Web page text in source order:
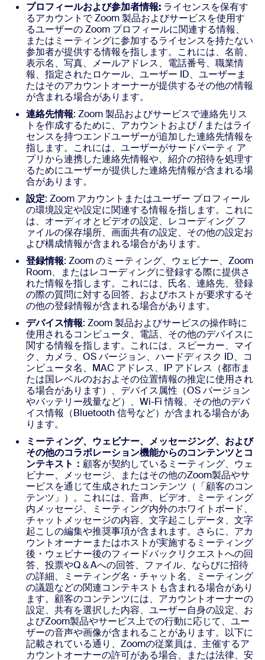
プロフィールおよび参加者情報: ライセンスを保有す
るアカウントで Zoom 製品およびサービスを使用す
るユーザーの Zoom プロフィールに関連する情報、
またはミーティングに参加するライセンスを持たない
参加者が提供する情報を指します。これには、名前、
表示名、写真、メールアドレス、電話番号、職業情
報、指定されたロケール、ユーザー ID、ユーザーま
たはそのアカウントオーナーが提供するその他の情報
が含まれる場合があります。
連絡先情報: Zoom 製品およびサービスで連絡先リス
トを作成するために、アカウントおよび / またはライ
センスを持つエンドユーザーが追加した連絡先情報を
指します。これには、ユーザーがサードパーティ ア
プリから連携した連絡先情報や、紹介の招待を処理す
るためにユーザーが提供した連絡先情報が含まれる場
合があります。
設定: Zoom アカウントまたはユーザー プロフィール
の環境設定や設定に関連する情報を指します。これに
は、オーディオとビデオの設定、レコーディング フ
ァイルの保存場所、画面共有の設定、その他の設定お
よび構成情報が含まれる場合があります。
登録情報: Zoom のミーティング、ウェビナー、Zoom
Room、またはレコーディングに登録する際に提供さ
れた情報を指します。これには、氏名、連絡先、登録
の際の質問に対する回答、およびホストが要求するそ
の他の登録情報が含まれる場合があります。
デバイス情報: Zoom 製品およびサービスの操作時に
使用されるコンピュータ、電話、その他のデバイスに
関する情報を指します。これには、スピーカー、マイ
ク、カメラ、OS バージョン、ハードディスク ID、コ
ンピュータ名、MAC アドレス、IP アドレス（都市ま
たは国レベルのおおよその位置情報の推定に使用され
る場合があります）、デバイス属性（OS バージョン
やバッテリー残量など）、Wi-Fi 情報、その他のデバ
イス情報（Bluetooth 信号など）が含まれる場合があ
ります。
ミーティング、ウェビナー、メッセージング、および
その他のコラボレーション機能からのコンテンツとコ
ンテキスト： 顧客が契約しているミーティング、ウェ
ビナー、メッセージ、またはその他のZoom製品やサ
ービスを通じて生成されたコンテンツ（「顧客のコン
テンツ」）。これには、音声、ビデオ、ミーティング
内メッセージ、ミーティング内外のホワイトボード、
チャットメッセージの内容、文字起こしデータ、文字
起こしの編集や推奨事項が含まれます。さらに、アカ
ウントオーナーまたはホストが実施するミーティング
後・ウェビナー後のフィードバックリクエストへの回
答、投票やQ＆Aへの回答、ファイル、ならびに招待
の詳細、ミーティング名・チャット名、ミーティング
の議題などの関連コンテキストも含まれる場合があり
ます。顧客のコンテンツには、アカウントオーナーの
設定、共有を選択した内容、ユーザー自身の設定、お
よびZoom製品やサービス上での行動に応じて、ユー
ザーの音声や画像が含まれることがあります。以下に
記載されている通り、Zoomの従業員は、主催するア
カウントオーナーの許可がある場合、または法律、安